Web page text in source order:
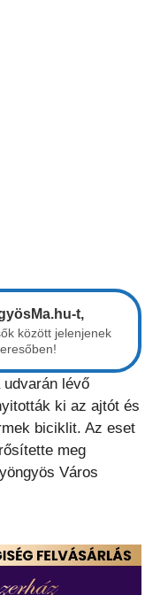
t,
között jelenjenek
udvarán lévő
ki az ajtót és
biciklit. Az eset
meg
Város